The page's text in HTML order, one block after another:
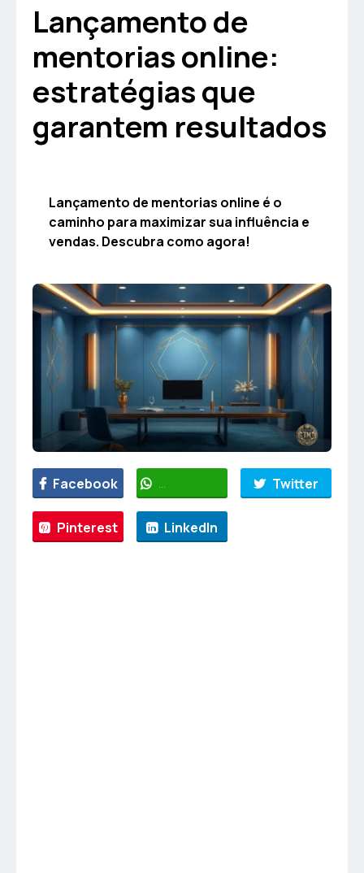
Lançamento de
mentorias online:
estratégias que
garantem resultados
Lançamento de mentorias online é o
caminho para maximizar sua influência e
vendas. Descubra como agora!
Facebook WhatsApp Twitter
Pinterest LinkedIn